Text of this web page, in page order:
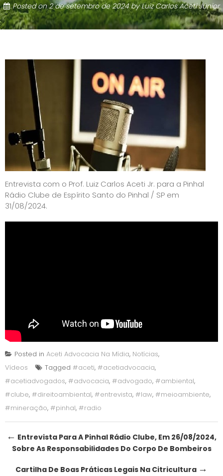
Posted on2 de setembro de 2024byLuiz Carlos Aceti Júnior
Entrevista com o Prof. Luiz Carlos Aceti Jr. para a Pinhal
Rádio Clube de Espírito Santo do Pinhal / SP em
31/08/2024.
Posted in Aceti Advocacia Na Mídia, Notícias,
Vídeos
Tagged #aceti, #acetiadvocacia,
#acetiadvogados, #advocacia, #advogado, #ambiental,
#clube, #direitoambiental, #entrevista, #law, #meioambiente,
#mineração, #pinhal, #radio
Post
navigation
← Entrevista Para A Pinhal Rádio Clube, Em 26/08/2024,
Sobre As Responsabilidades Do Corpo De Bombeiros
Cartilha De Boas Práticas Legais Na Citricultura →